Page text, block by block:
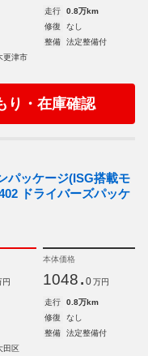
走行
0.8万km
修復
なし
整備
法定整備付
更津市
り・在庫確認
パッケージ(ISG搭載モ
ドライバーズパッケ
円
本体価格
1048. 0 万円
走行
0.8万km
修復
なし
整備
法定整備付
田区